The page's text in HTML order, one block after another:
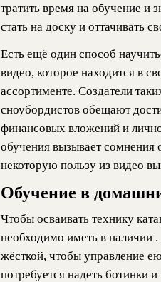
тратить время на обучение и
стать на доску и оттачивать
Есть ещё один способ
видео, которое находится в
ассортименте. Создатели
сноубордистов обещают
финансовых вложений и
обучения вызывает сомнения
некоторую пользу из видео
Обучение в
Чтобы осваивать технику
необходимо иметь в наличии
жёсткой, чтобы управление
потребуется надеть ботинки